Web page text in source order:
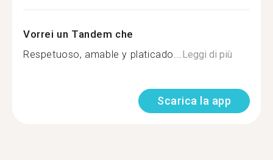
Vorrei un Tandem che
Respetuoso, amable y platicado...Leggi di più
Scarica la app